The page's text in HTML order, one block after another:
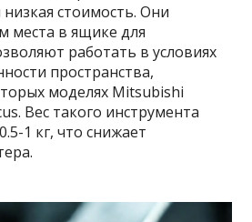
стоимость. Они
места в ящике для
работать в условиях
пространства,
моделях Mitsubishi
Вес такого инструмента
1 кг, что снижает